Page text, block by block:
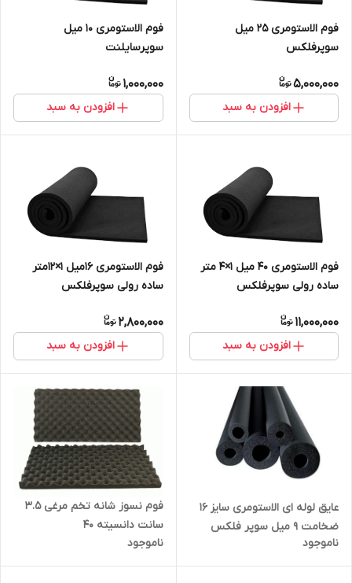
فوم الاستومری 25 میل
سوپرفلکس
5,000,000
افزودن به سبد
فوم الاستومری 10 میل
سوپرسایلنت
1,000,000
افزودن به سبد
فوم الاستومری 40 میل 1×4 متر
ساده رولی سوپرفلکس
11,000,000
افزودن به سبد
فوم الاستومری 16میل 1×12متر
ساده رولی سوپرفلکس
2,800,000
افزودن به سبد
عایق لوله ای الاستومری سایز ۱۶
ضخامت ۹ میل سوپر فلکس
ناموجود
فوم نسوز شانه تخم مرغی 3.5
سانت دانسیته 40
ناموجود